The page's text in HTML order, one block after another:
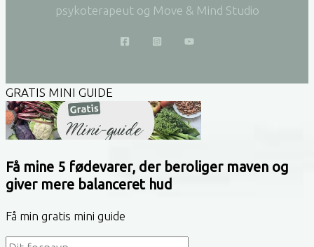
psykoterapeut og Move & Mind Studio
GRATIS MINI GUIDE
Få mine 5 fødevarer, der beroliger maven og
giver mere balanceret hud
Få min gratis mini guide